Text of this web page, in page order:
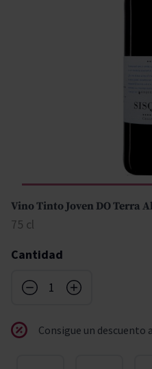
Vino Tinto Joven DO Terra
75 cl
Cantidad
Consigue un descuento